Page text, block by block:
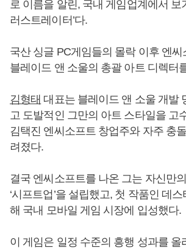
로 이름을 알린, 국내 게임업계에서 보
러스트레이터’다.
국산 싱글 PC게임들의 몰락 이후 엔씨
블레이드 앤 소울의 총괄 아트 디렉터
김형태 대표는 블레이드 앤 소울 개발
고 도발적인 그만의 아트 스타일을 고
김택진 엔씨소프트 창업주와 자주 충
려졌다.
결국 엔씨소프트를 나온 그는 자신만
‘시프트업’을 설립했고, 첫 작품인 데
해 국내 모바일 게임 시장에 입성했다.
이 게임은 일정 수준의 흥행 성과를 올